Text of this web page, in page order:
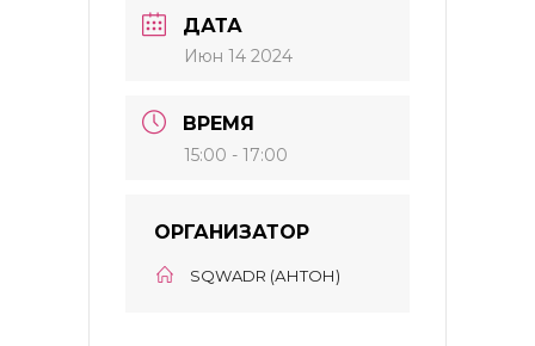
ДАТА
Июн 14 2024
ВРЕМЯ
15:00 - 17:00
ОРГАНИЗАТОР
SQWADR (АНТОН)